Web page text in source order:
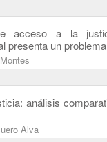
acceso a la
presenta un
análisis
Alva